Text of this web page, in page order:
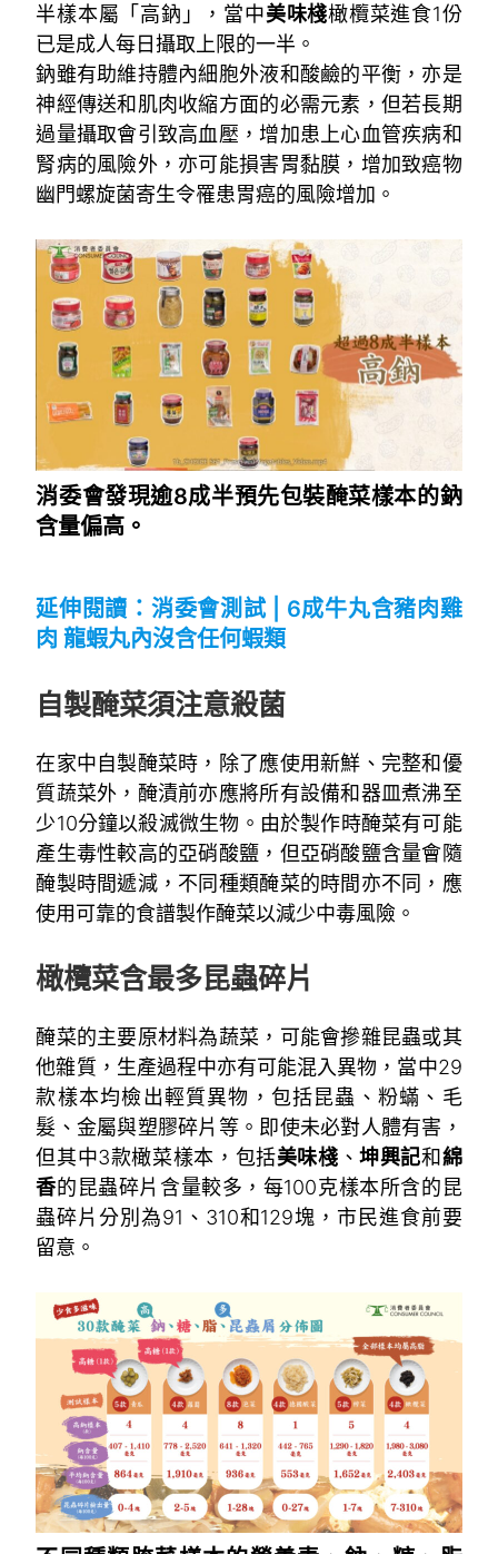
半樣本屬「高鈉」，當中美味棧橄欖菜進食1份
已是成人每日攝取上限的一半。
鈉雖有助維持體內細胞外液和酸鹼的平衡，亦是
神經傳送和肌肉收縮方面的必需元素，但若長期
過量攝取會引致高血壓，增加患上心血管疾病和
腎病的風險外，亦可能損害胃黏膜，增加致癌物
幽門螺旋菌寄生令罹患胃癌的風險增加。
消委會發現逾8成半預先包裝醃菜樣本的鈉
含量偏高。
延伸閱讀： 消委會測試 | 6成牛丸含豬肉雞
肉 龍蝦丸內沒含任何蝦類
自製醃菜須注意殺菌
在家中自製醃菜時，除了應使用新鮮、完整和優
質蔬菜外，醃漬前亦應將所有設備和器皿煮沸至
少10分鐘以殺滅微生物。由於製作時醃菜有可能
產生毒性較高的亞硝酸鹽，但亞硝酸鹽含量會隨
醃製時間遞減，不同種類醃菜的時間亦不同，應
使用可靠的食譜製作醃菜以減少中毒風險。
橄欖菜含最多昆蟲碎片
醃菜的主要原材料為蔬菜，可能會摻雜昆蟲或其
他雜質，生產過程中亦有可能混入異物，當中29
款樣本均檢出輕質異物，包括昆蟲、粉蟎、毛
髮、金屬與塑膠碎片等。即使未必對人體有害，
但其中3款橄菜樣本，包括美味棧 、坤興記和綿
香的昆蟲碎片含量較多，每100克樣本所含的昆
蟲碎片分別為91、310和129塊，市民進食前要
留意。